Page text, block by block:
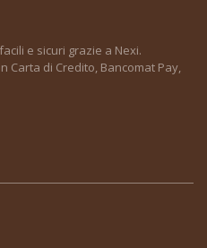
e sicuri grazie a Nexi.
Carta di Credito, Bancomat Pay,